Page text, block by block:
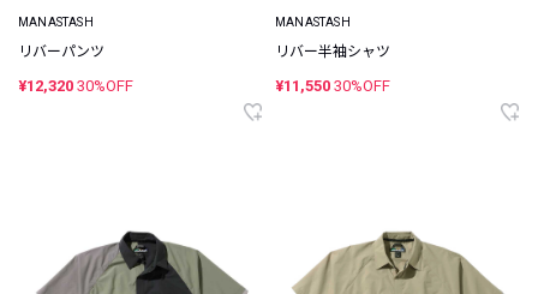
MANASTASH
リバーパンツ
¥12,320 30%OFF
MANASTASH
リバー半袖シャツ
¥11,550 30%OFF